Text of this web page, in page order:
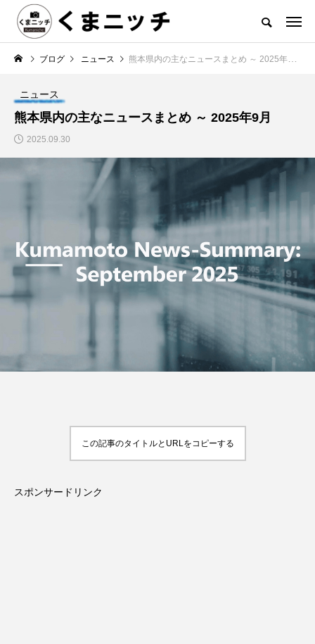
ブログ ニュース 熊本県内の主なニュースまとめ ～ 2025年9月
ニュース
熊本県内の主なニュースまとめ ～ 2025年9月
2025.09.30
この記事のタイトルとURLをコピーする
スポンサードリンク